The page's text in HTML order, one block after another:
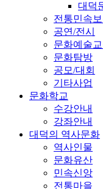
대덕
전통민속
공연/전시
문화예술
문화탐방
공모/대회
기타사업
문화학교
수강안내
강좌안내
대덕의 역사문화
역사인물
문화유산
민속신앙
전통마을